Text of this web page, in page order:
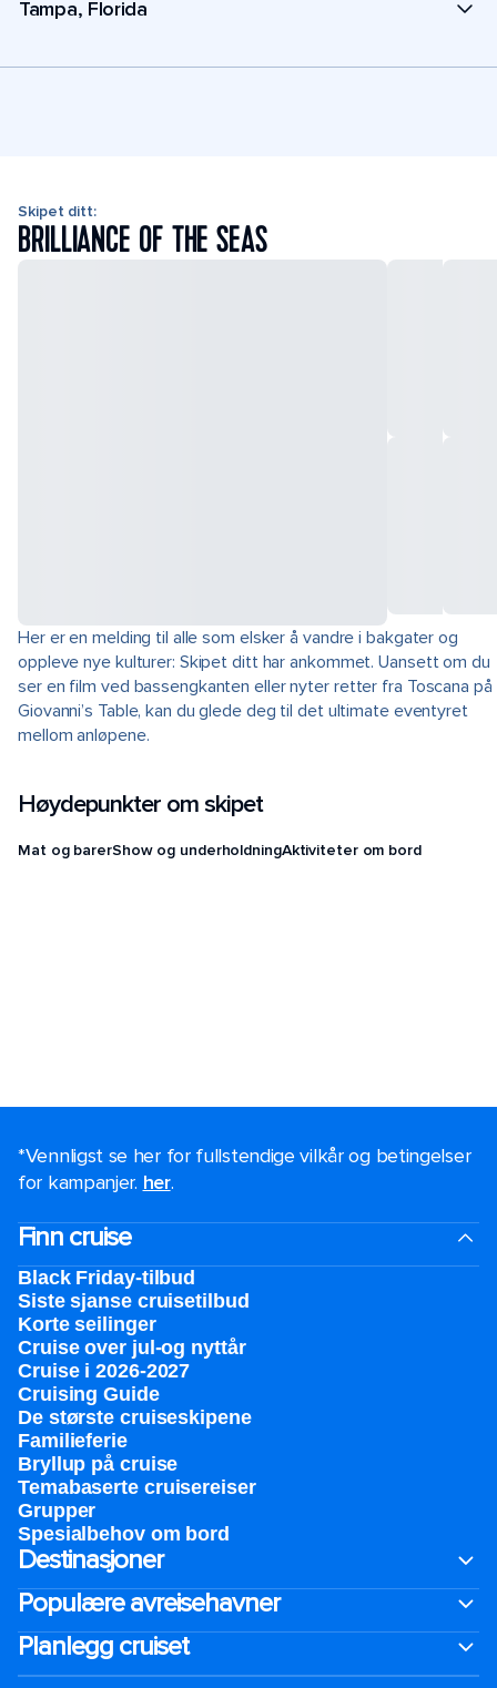
Tampa, Florida
Skipet ditt:
BRILLIANCE OF THE SEAS
Her er en melding til alle som elsker å vandre i bakgater og
oppleve nye kulturer: Skipet ditt har ankommet. Uansett om du
ser en film ved bassengkanten eller nyter retter fra Toscana på
Giovanni’s Table, kan du glede deg til det ultimate eventyret
mellom anløpene.
Høydepunkter om skipet
Mat og barerShow og underholdningAktiviteter om bord
*Vennligst se her for fullstendige vilkår og betingelser
for kampanjer. her.
Finn cruise
Black Friday-tilbud
Siste sjanse cruisetilbud
Korte seilinger
Cruise over jul-og nyttår
Cruise i 2026-2027
Cruising Guide
De største cruiseskipene
Familieferie
Bryllup på cruise
Temabaserte cruisereiser
Grupper
Spesialbehov om bord
Destinasjoner
Populære avreisehavner
Planlegg cruiset